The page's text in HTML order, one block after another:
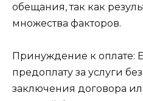
обещания, так как
множества факторов.
Принуждение к оплате:
предоплату за услуги
заключения договора